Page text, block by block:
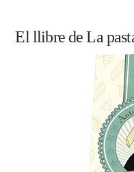
El llibre de La